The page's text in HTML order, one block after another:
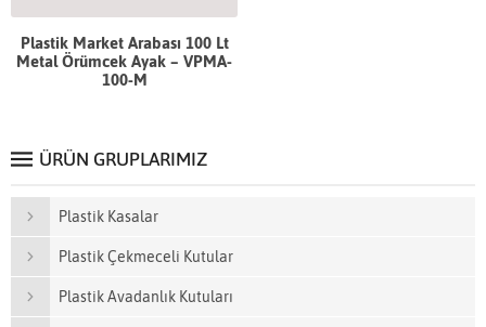
Plastik Market Arabası 100 Lt
Metal Örümcek Ayak – VPMA-
100-M
ÜRÜN GRUPLARIMIZ
Plastik Kasalar
Plastik Çekmeceli Kutular
Plastik Avadanlık Kutuları